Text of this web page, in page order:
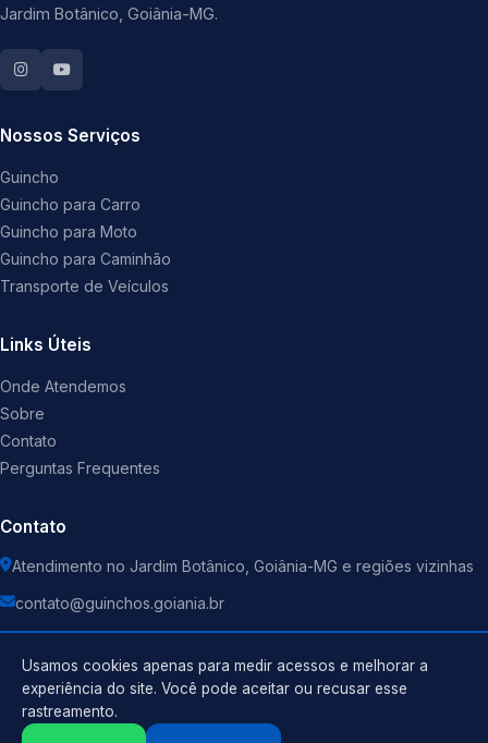
Jardim Botânico, Goiânia-MG.
Nossos Serviços
Guincho
Guincho para Carro
Guincho para Moto
Guincho para Caminhão
Transporte de Veículos
Links Úteis
Onde Atendemos
Sobre
Contato
Perguntas Frequentes
Contato
Atendimento no Jardim Botânico, Goiânia-MG e regiões vizinhas
contato@guinchos.goiania.br
Usamos cookies apenas para medir acessos e melhorar a
experiência do site. Você pode aceitar ou recusar esse
rastreamento.